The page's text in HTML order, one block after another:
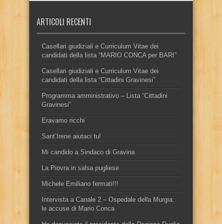
ARTICOLI RECENTI
Casellari giudiziali e Curriculum Vitae dei
candidati della lista “MARIO CONCA per BARI”
Casellari giudiziali e Curriculum Vitae dei
candidati della lista “Cittadini Gravinesi”
Programma amministrativo – Lista “Cittadini
Gravinesi”
Eravamo ricchi
Sant’Irene aiutaci tu!
Mi candido a Sindaco di Gravina
La Piovra in salsa pugliese
Michele Emiliano fermati!!!
Intervista a Canale 2 – Ospedale della Murgia:
le accuse di Mario Conca